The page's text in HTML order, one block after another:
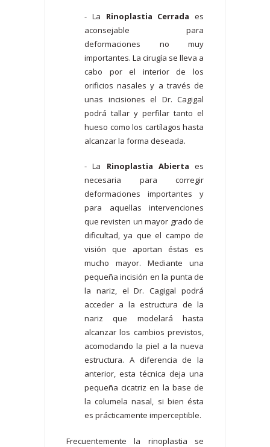
- La Rinoplastia Cerrada es
aconsejable para
deformaciones no muy
importantes. La cirugía se lleva a
cabo por el interior de los
orificios nasales y a través de
unas incisiones el Dr. Cagigal
podrá tallar y perfilar tanto el
hueso como los cartílagos hasta
alcanzar la forma deseada.
- La Rinoplastia Abierta es
necesaria para corregir
deformaciones importantes y
para aquellas intervenciones
que revisten un mayor grado de
dificultad, ya que el campo de
visión que aportan éstas es
mucho mayor. Mediante una
pequeña incisión en la punta de
la nariz, el Dr. Cagigal podrá
acceder a la estructura de la
nariz que modelará hasta
alcanzar los cambios previstos,
acomodando la piel a la nueva
estructura. A diferencia de la
anterior, esta técnica deja una
pequeña cicatriz en la base de
la columela nasal, si bien ésta
es prácticamente imperceptible.
Frecuentemente la rinoplastia se